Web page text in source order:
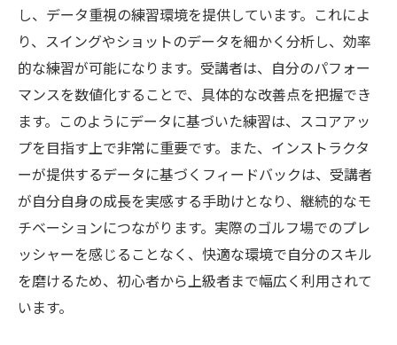
向上
初心者にも安心の適切なアドバイスとサポ
ート
個別指導がもたらす効率的なスキルアップ
目標に合わせた柔軟なレッスンプラン
学びの進捗を実感することができる指導法
無料レンタルで手ぶらOK亀有のインドアゴルフ
道具を持たずに気軽に練習できる利便性
時間を節約したい忙しい人へのメリット
し、データ重視の練習環境を提供しています。これによ
り、スイングやショットのデータを細かく分析し、効率
的な練習が可能になります。受講者は、自分のパフォー
マンスを数値化することで、具体的な改善点を把握でき
ます。このようにデータに基づいた練習は、スコアアッ
プを目指す上で非常に重要です。また、インストラクタ
ーが提供するデータに基づくフィードバックは、受講者
が自分自身の成長を実感する手助けとなり、継続的なモ
チベーションにつながります。実際のゴルフ場でのプレ
ッシャーを感じることなく、快適な環境で自分のスキル
を磨けるため、初心者から上級者まで幅広く利用されて
います。